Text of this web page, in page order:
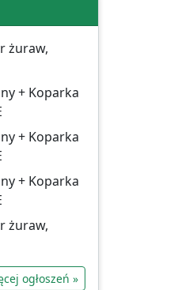
żuraw,
+ Koparka
+ Koparka
+ Koparka
żuraw,
ogłoszeń »